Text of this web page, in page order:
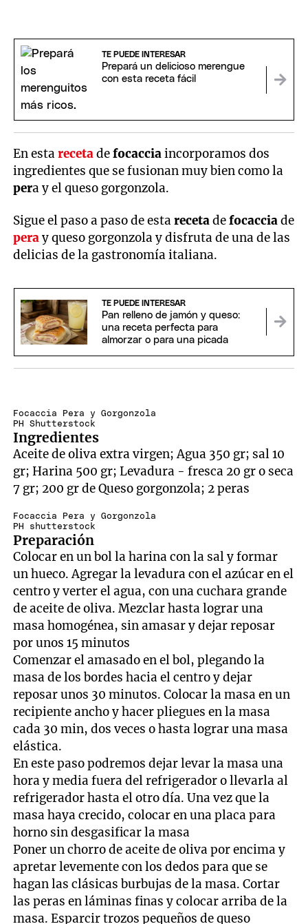
TE PUEDE INTERESAR
Prepará un delicioso merengue
con esta receta fácil
En estarecetadefocacciaincorporamos dos
ingredientes que se fusionan muy bien como la
pera y el queso gorgonzola.
Sigue el paso a paso de esta recetadefocacciade
peray queso gorgonzola y disfruta de una de las
delicias de la gastronomía italiana.
TE PUEDE INTERESAR
Pan relleno de jamón y queso:
una receta perfecta para
almorzar o para una picada
Focaccia Pera y Gorgonzola
PH Shutterstock
Ingredientes
Aceite de oliva extra virgen; Agua 350 gr; sal 10
gr; Harina 500 gr; Levadura - fresca 20 gr o seca
7 gr; 200 gr de Queso gorgonzola; 2 peras
Focaccia Pera y Gorgonzola
PH shutterstock
Preparación
Colocar en un bol la harina con la sal y formar
un hueco. Agregar la levadura con el azúcar en el
centro y verter el agua, con una cuchara grande
de aceite de oliva. Mezclar hasta lograr una
masa homogénea, sin amasar y dejar reposar
por unos 15 minutos
Comenzar el amasado en el bol, plegando la
masa de los bordes hacia el centro y dejar
reposar unos 30 minutos. Colocar la masa en un
recipiente ancho y hacer pliegues en la masa
cada 30 min, dos veces o hasta lograr una masa
elástica.
En este paso podremos dejar levar la masa una
hora y media fuera del refrigerador o llevarla al
refrigerador hasta el otro día. Una vez que la
masa haya crecido, colocar en una placa para
horno sin desgasificar la masa
Poner un chorro de aceite de oliva por encima y
apretar levemente con los dedos para que se
hagan las clásicas burbujas de la masa. Cortar
las peras en láminas finas y colocar arriba de la
masa. Esparcir trozos pequeños de queso